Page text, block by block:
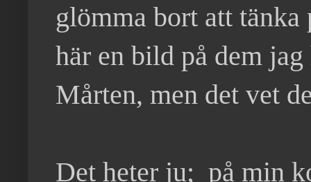
glömma bort att tänka
här en bild på dem
Mårten, men det vet
Det heter ju; på min